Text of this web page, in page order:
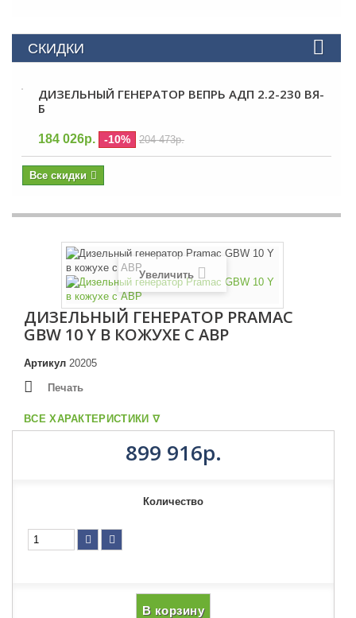
СКИДКИ
ДИЗЕЛЬНЫЙ ГЕНЕРАТОР ВЕПРЬ АДП 2.2-230 ВЯ-
Б
184 026р. -10% 204 473р.
Все скидки
Увеличить
ДИЗЕЛЬНЫЙ ГЕНЕРАТОР PRAMAC
GBW 10 Y В КОЖУХЕ С АВР
Артикул 20205
Печать
ВСЕ ХАРАКТЕРИСТИКИ ᐁ
899 916р.
Количество
В корзину